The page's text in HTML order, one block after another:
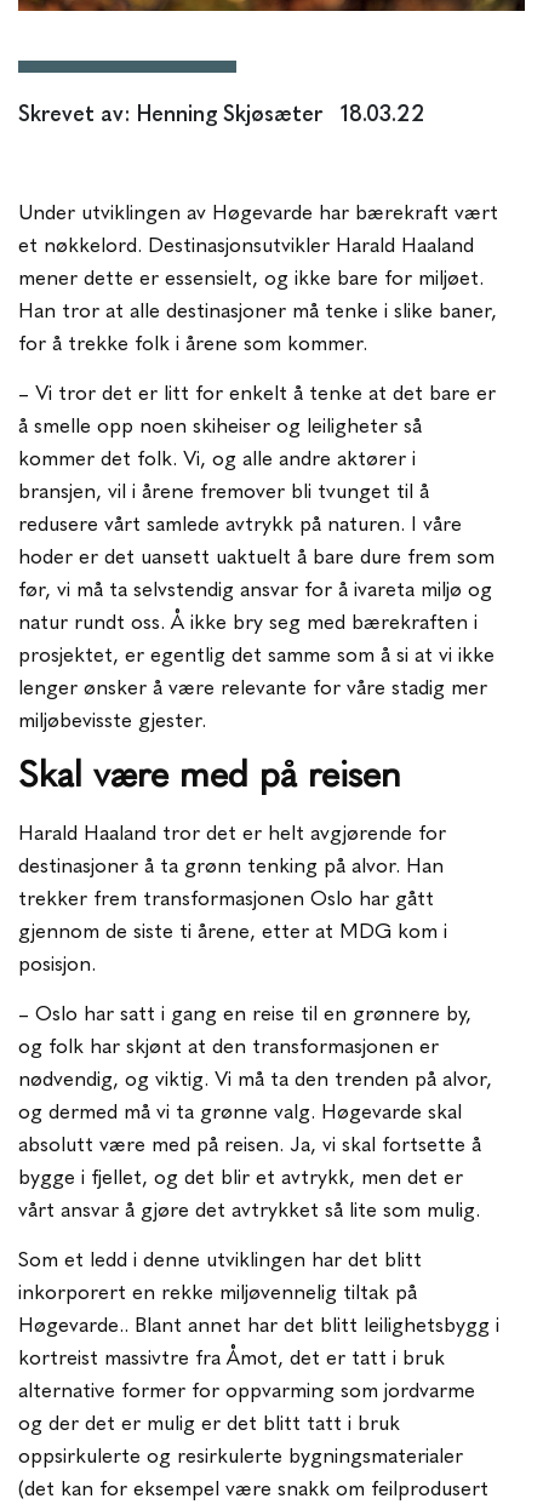
Skrevet av: Henning Skjøsæter 18.03.22
Under utviklingen av Høgevarde har bærekraft vært
et nøkkelord. Destinasjonsutvikler Harald Haaland
mener dette er essensielt, og ikke bare for miljøet.
Han tror at alle destinasjoner må tenke i slike baner,
for å trekke folk i årene som kommer.
– Vi tror det er litt for enkelt å tenke at det bare er
å smelle opp noen skiheiser og leiligheter så
kommer det folk. Vi, og alle andre aktører i
bransjen, vil i årene fremover bli tvunget til å
redusere vårt samlede avtrykk på naturen. I våre
hoder er det uansett uaktuelt å bare dure frem som
før, vi må ta selvstendig ansvar for å ivareta miljø og
natur rundt oss. Å ikke bry seg med bærekraften i
prosjektet, er egentlig det samme som å si at vi ikke
lenger ønsker å være relevante for våre stadig mer
miljøbevisste gjester.
Skal være med på reisen
Harald Haaland tror det er helt avgjørende for
destinasjoner å ta grønn tenking på alvor. Han
trekker frem transformasjonen Oslo har gått
gjennom de siste ti årene, etter at MDG kom i
posisjon.
– Oslo har satt i gang en reise til en grønnere by,
og folk har skjønt at den transformasjonen er
nødvendig, og viktig. Vi må ta den trenden på alvor,
og dermed må vi ta grønne valg. Høgevarde skal
absolutt være med på reisen. Ja, vi skal fortsette å
bygge i fjellet, og det blir et avtrykk, men det er
vårt ansvar å gjøre det avtrykket så lite som mulig.
Som et ledd i denne utviklingen har det blitt
inkorporert en rekke miljøvennelig tiltak på
Høgevarde.. Blant annet har det blitt leilighetsbygg i
kortreist massivtre fra Åmot, det er tatt i bruk
alternative former for oppvarming som jordvarme
og der det er mulig er det blitt tatt i bruk
oppsirkulerte og resirkulerte bygningsmaterialer
(det kan for eksempel være snakk om feilprodusert